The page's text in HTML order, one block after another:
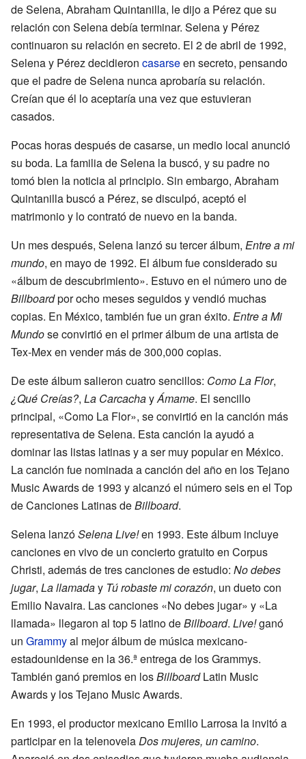
de Selena, Abraham Quintanilla, le dijo a Pérez que su
relación con Selena debía terminar. Selena y Pérez
continuaron su relación en secreto. El 2 de abril de 1992,
Selena y Pérez decidieron casarseen secreto, pensando
que el padre de Selena nunca aprobaría su relación.
Creían que él lo aceptaría una vez que estuvieran
casados.
Pocas horas después de casarse, un medio local anunció
su boda. La familia de Selena la buscó, y su padre no
tomó bien la noticia al principio. Sin embargo, Abraham
Quintanilla buscó a Pérez, se disculpó, aceptó el
matrimonio y lo contrató de nuevo en la banda.
Un mes después, Selena lanzó su tercer álbum, Entre a mi
mundo, en mayo de 1992. El álbum fue considerado su
«álbum de descubrimiento». Estuvo en el número uno de
Billboardpor ocho meses seguidos y vendió muchas
copias. En México, también fue un gran éxito. Entre a Mi
Mundose convirtió en el primer álbum de una artista de
Tex-Mex en vender más de 300,000 copias.
De este álbum salieron cuatro sencillos: Como La Flor,
¿Qué Creías?, La CarcachayÁmame. El sencillo
principal, «Como La Flor», se convirtió en la canción más
representativa de Selena. Esta canción la ayudó a
dominar las listas latinas y a ser muy popular en México.
La canción fue nominada a canción del año en los Tejano
Music Awards de 1993 y alcanzó el número seis en el Top
de Canciones Latinas deBillboard.
Selena lanzóSelena Live!en 1993. Este álbum incluye
canciones en vivo de un concierto gratuito en Corpus
Christi, además de tres canciones de estudio: No debes
jugar, La llamaday Tú robaste mi corazón, un dueto con
Emilio Navaira. Las canciones «No debes jugar» y «La
llamada» llegaron al top 5 latino deBillboard. Live!ganó
un Grammyal mejor álbum de música mexicano-
estadounidense en la 36.ª entrega de los Grammys.
También ganó premios en losBillboardLatin Music
Awards y los Tejano Music Awards.
En 1993, el productor mexicano Emilio Larrosa la invitó a
participar en la telenovelaDos mujeres, un camino.